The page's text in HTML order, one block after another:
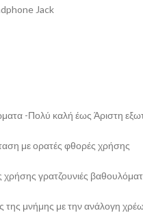
Jack
-Πολύ καλή έως Άριστη
με ορατές φθορές χρήσης
χρήσης γρατζουνιές
μνήμης με την ανάλογη